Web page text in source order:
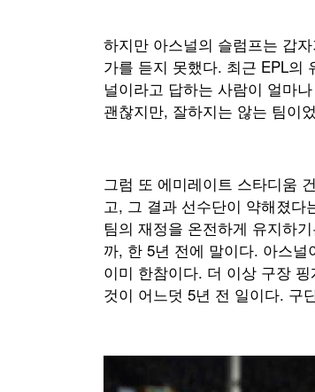
하지만 아스널의 슬럼프는 갑
가를 듣지 못했다. 최근 EPL의
널이라고 답하는 사람이 얼마
괜찮지만, 잘하지는 않는 팀이
그럼 또 에미레이트 스타디움
고, 그 결과 선수단이 약해졌
팀의 재정을 온전하게 유지하
까, 한 5년 전에 말이다. 아스
이미 한참이다. 더 이상 구장
것이 어느덧 5년 전 일이다. 구